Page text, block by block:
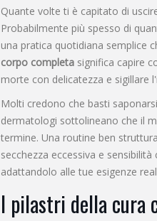
Quante volte ti è capitato di
Probabilmente più spesso di
una pratica quotidiana semplice
corpo completasignifica capire
morte con delicatezza e sigillare
Molti credono che basti
dermatologi sottolineano che il
termine. Una routine ben
secchezza eccessiva e
adattandolo alle tue esigenze
I pilastri della cura